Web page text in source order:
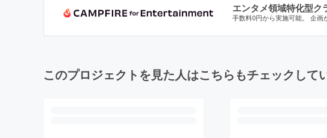
エンタメ領域特化型ク
手数料0円から実施可能。 企画
このプロジェクトを見た人はこちらもチェックして